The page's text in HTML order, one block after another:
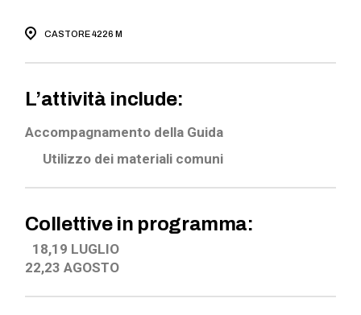
CASTORE 4226 M
L’attività include:
Accompagnamento della Guida
Utilizzo dei materiali comuni
Collettive in programma:
18,19 LUGLIO
22,23 AGOSTO